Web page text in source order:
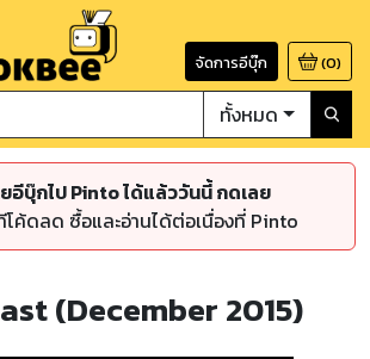
จัดการอีบุ๊ก (0)
ทั้งหมด
อีบุ๊กไป Pinto ได้แล้ววันนี้ กดเลย
ค้ดลด ซื้อและอ่านได้ต่อเนื่องที่ Pinto
(December 2015)